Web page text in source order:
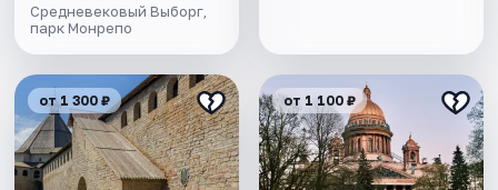
Средневековый Выборг,
парк Монрепо
от 1 300 ₽ от 1 100 ₽